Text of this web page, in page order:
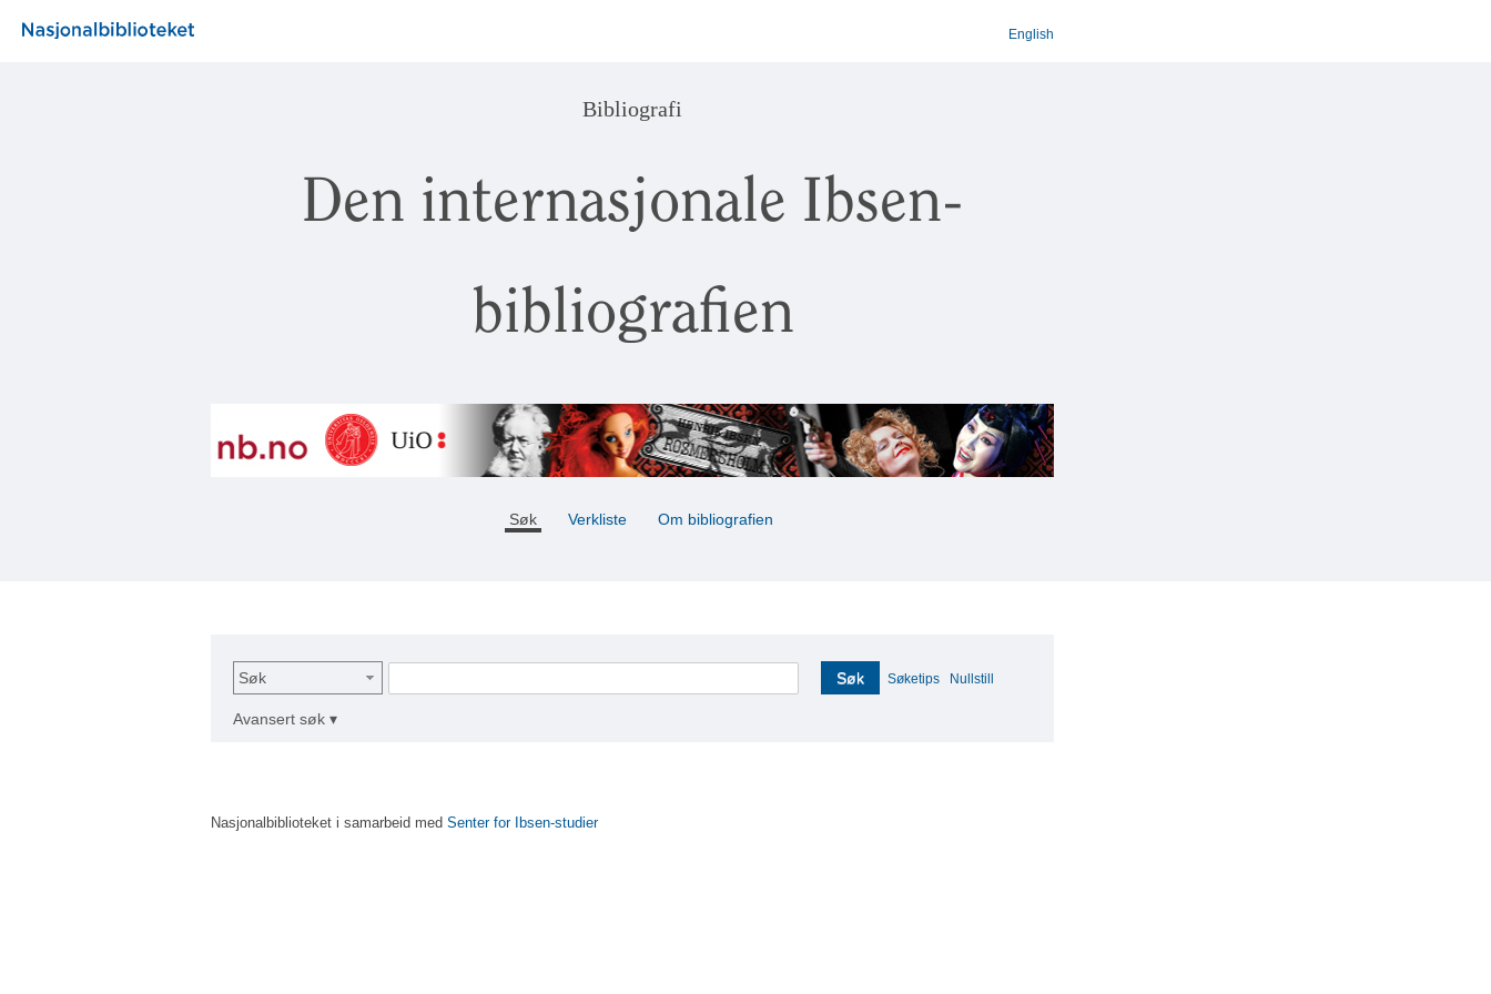
English
Bibliografi
Den internasjonale Ibsen-
bibliografien
Søk Verkliste Om bibliografien
Søk Søk Søketips Nullstill
Avansert søk ▾
Nasjonalbiblioteket i samarbeid med Senter for Ibsen-studier